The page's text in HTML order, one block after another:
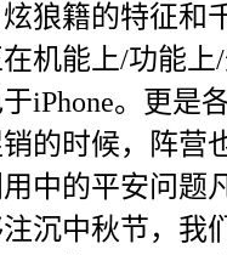
狼籍的特征和
机能上/功能上
于iPhone。更是
的时候，阵营
中的平安问题
沉中秋节，我